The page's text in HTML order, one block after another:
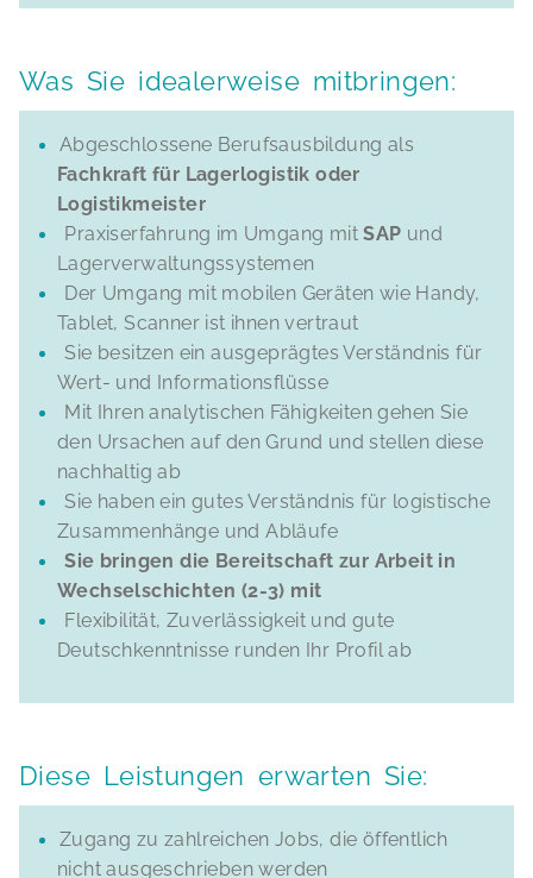
Was Sie idealerweise mitbringen:
Abgeschlossene Berufsausbildung als
Fachkraft für Lagerlogistik oder
Logistikmeister
Praxiserfahrung im Umgang mit SAP und
Lagerverwaltungssystemen
Der Umgang mit mobilen Geräten wie Handy,
Tablet, Scanner ist ihnen vertraut
Sie besitzen ein ausgeprägtes Verständnis für
Wert- und Informationsflüsse
Mit Ihren analytischen Fähigkeiten gehen Sie
den Ursachen auf den Grund und stellen diese
nachhaltig ab
Sie haben ein gutes Verständnis für logistische
Zusammenhänge und Abläufe
Sie bringen die Bereitschaft zur Arbeit in
Wechselschichten (2-3) mit
Flexibilität, Zuverlässigkeit und gute
Deutschkenntnisse runden Ihr Profil ab
Diese Leistungen erwarten Sie:
Zugang zu zahlreichen Jobs, die öffentlich
nicht ausgeschrieben werden